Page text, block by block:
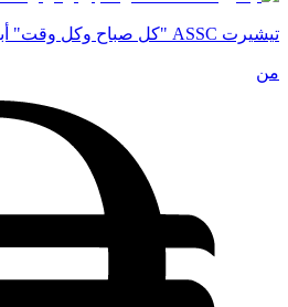
تيشيرت ASSC "كل صباح وكل وقت" أبيض
من